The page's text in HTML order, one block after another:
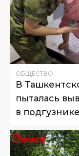
ОБЩЕСТВО
В
пыталась
в